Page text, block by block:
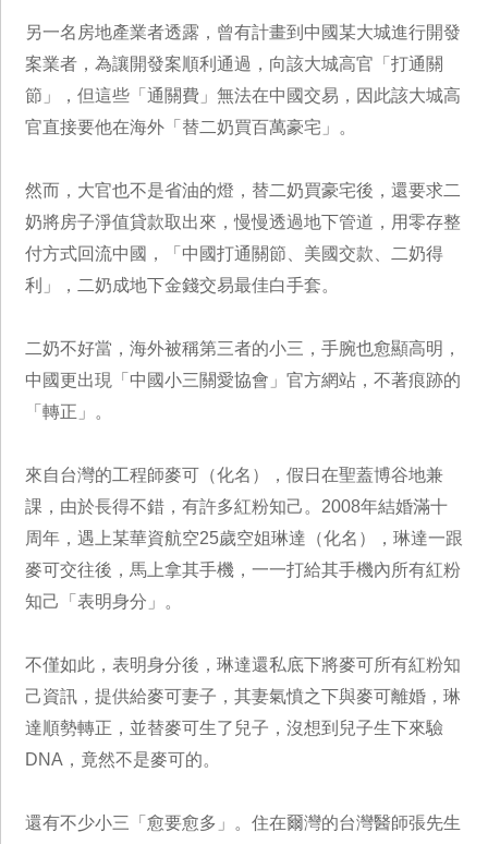
另一名房地產業者透露，曾有計畫到中國某大城進行開發
案業者，為讓開發案順利通過，向該大城高官「打通關
節」，但這些「通關費」無法在中國交易，因此該大城高
官直接要他在海外「替二奶買百萬豪宅」。
然而，大官也不是省油的燈，替二奶買豪宅後，還要求二
奶將房子淨值貸款取出來，慢慢透過地下管道，用零存整
付方式回流中國，「中國打通關節、美國交款、二奶得
利」，二奶成地下金錢交易最佳白手套。
二奶不好當，海外被稱第三者的小三，手腕也愈顯高明，
中國更出現「中國小三關愛協會」官方網站，不著痕跡的
「轉正」。
來自台灣的工程師麥可（化名），假日在聖蓋博谷地兼
課，由於長得不錯，有許多紅粉知己。2008年結婚滿十
周年，遇上某華資航空25歲空姐琳達（化名），琳達一跟
麥可交往後，馬上拿其手機，一一打給其手機內所有紅粉
知己「表明身分」。
不僅如此，表明身分後，琳達還私底下將麥可所有紅粉知
己資訊，提供給麥可妻子，其妻氣憤之下與麥可離婚，琳
達順勢轉正，並替麥可生了兒子，沒想到兒子生下來驗
DNA，竟然不是麥可的。
還有不少小三「愈要愈多」。住在爾灣的台灣醫師張先生